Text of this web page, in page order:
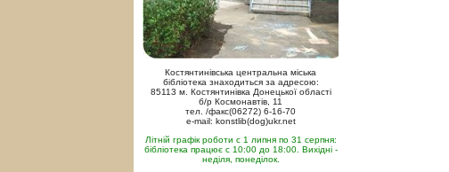
Костянтинівська центральна міська
бібліотека знаходиться за адресою:
85113 м. Костянтинівка Донецької області
б/р Космонавтів, 11
тел. /факс(06272) 6-16-70
e-mail: konstlib(dog)ukr.net
Літній графік роботи с 1 липня по 31 серпня:
бібліотека працює с 10:00 до 18:00. Вихідні -
неділя, понеділок.